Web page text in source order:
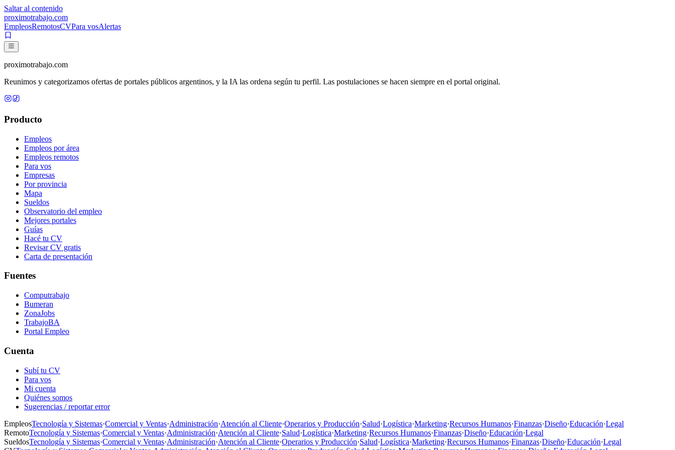
Saltar al contenido
proximotrabajo.com
EmpleosRemotosCVPara vosAlertas
proximotrabajo.com
Reunimos y categorizamos ofertas de portales públicos argentinos, y la IA las ordena según tu perfil. Las postulaciones se hacen siempre en el portal original.
Producto
Empleos
Empleos por área
Empleos remotos
Para vos
Empresas
Por provincia
Mapa
Sueldos
Observatorio del empleo
Mejores portales
Guías
Hacé tu CV
Revisar CV gratis
Carta de presentación
Fuentes
Computrabajo
Bumeran
ZonaJobs
TrabajoBA
Portal Empleo
Cuenta
Subí tu CV
Para vos
Mi cuenta
Quiénes somos
Sugerencias / reportar error
EmpleosTecnología y Sistemas·Comercial y Ventas·Administración·Atención al Cliente·Operarios y Producción·Salud·Logística·Marketing·Recursos Humanos·Finanzas·Diseño·Educación·Legal
RemotoTecnología y Sistemas·Comercial y Ventas·Administración·Atención al Cliente·Salud·Logística·Marketing·Recursos Humanos·Finanzas·Diseño·Educación·Legal
SueldosTecnología y Sistemas·Comercial y Ventas·Administración·Atención al Cliente·Operarios y Producción·Salud·Logística·Marketing·Recursos Humanos·Finanzas·Diseño·Educación·Legal